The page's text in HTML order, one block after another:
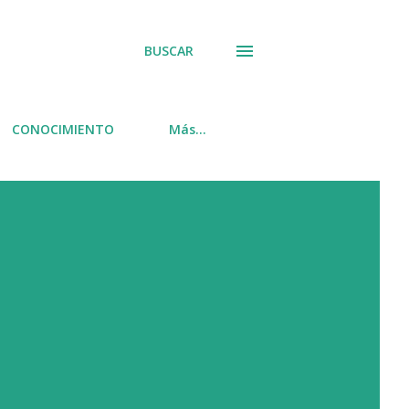
BUSCAR
CONOCIMIENTO Más…